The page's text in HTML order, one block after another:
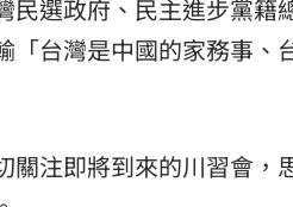
民選政府、民主進步黨籍
「台灣是中國的家務事
關注即將到來的川習會